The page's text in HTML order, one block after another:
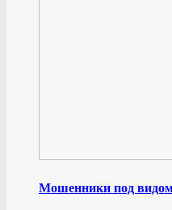
Мошенники под видом